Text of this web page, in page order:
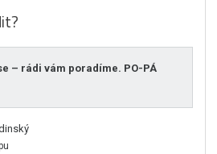
– rádi vám poradíme. PO-PÁ